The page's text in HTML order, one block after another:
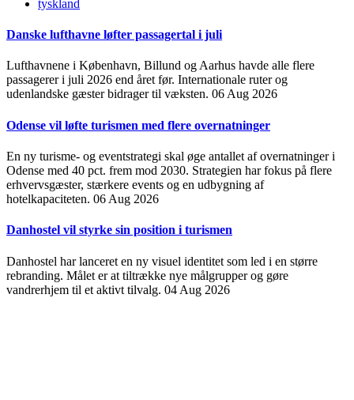
tyskland
Danske lufthavne løfter passagertal i juli
Lufthavnene i København, Billund og Aarhus havde alle flere
passagerer i juli 2026 end året før. Internationale ruter og
udenlandske gæster bidrager til væksten. 06 Aug 2026
Odense vil løfte turismen med flere overnatninger
En ny turisme- og eventstrategi skal øge antallet af overnatninger i
Odense med 40 pct. frem mod 2030. Strategien har fokus på flere
erhvervsgæster, stærkere events og en udbygning af
hotelkapaciteten. 06 Aug 2026
Danhostel vil styrke sin position i turismen
Danhostel har lanceret en ny visuel identitet som led i en større
rebranding. Målet er at tiltrække nye målgrupper og gøre
vandrerhjem til et aktivt tilvalg. 04 Aug 2026